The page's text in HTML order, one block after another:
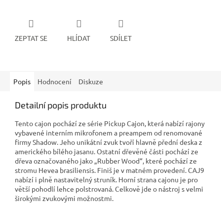
ZEPTAT SE HLÍDAT SDÍLET
Popis Hodnocení Diskuze
Detailní popis produktu
Tento cajon pochází ze série Pickup Cajon, která nabízí rajony
vybavené interním mikrofonem a preampem od renomované
firmy Shadow. Jeho unikátní zvuk tvoří hlavně přední deska z
amerického bílého jasanu. Ostatní dřevěné části pochází ze
dřeva označovaného jako „Rubber Wood“, které pochází ze
stromu Hevea brasiliensis. Finiš je v matném provedení. CAJ9
nabízí i plně nastavitelný struník. Horní strana cajonu je pro
větší pohodlí lehce polstrovaná. Celkově jde o nástroj s velmi
širokými zvukovými možnostmi.